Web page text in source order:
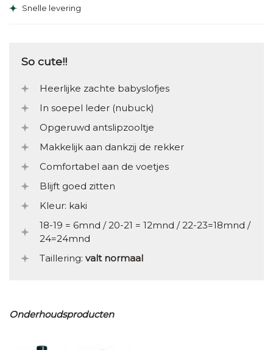
Snelle levering
So cute!!
Heerlijke zachte babyslofjes
In soepel leder (nubuck)
Opgeruwd antslipzooltje
Makkelijk aan dankzij de rekker
Comfortabel aan de voetjes
Blijft goed zitten
Kleur: kaki
18-19 = 6mnd / 20-21 = 12mnd / 22-23=18mnd /
24=24mnd
Taillering: valt normaal
Onderhoudsproducten